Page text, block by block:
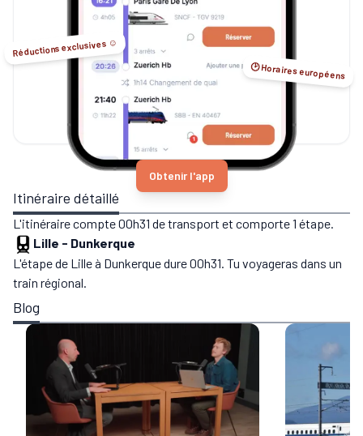
Réductions exclusives ☺️
🕑 Horaires européens
Obtenir l'app
Itinéraire détaillé
L'itinéraire compte 00h31 de transport et comporte 1 étape.
Lille - Dunkerque
L'étape de Lille à Dunkerque dure 00h31. Tu voyageras dans un
train régional.
Blog